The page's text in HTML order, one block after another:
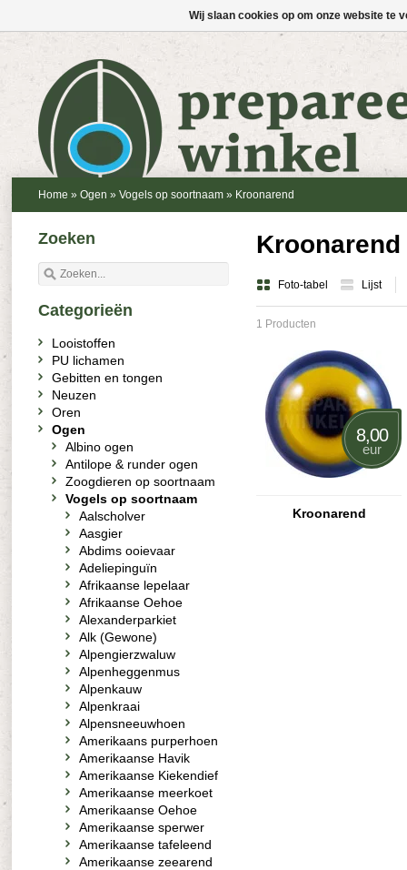
Home » Ogen » Vogels op soortnaam » Kroonarend
Kroonarend
Foto-tabel Lijst
1 Producten
8,00
eur
Kroonarend
Zoeken
Categorieën
Looistoffen
PU lichamen
Gebitten en tongen
Neuzen
Oren
Ogen
Albino ogen
Antilope & runder ogen
Zoogdieren op soortnaam
Vogels op soortnaam
Aalscholver
Aasgier
Abdims ooievaar
Adeliepinguïn
Afrikaanse lepelaar
Afrikaanse Oehoe
Alexanderparkiet
Alk (Gewone)
Alpengierzwaluw
Alpenheggenmus
Alpenkauw
Alpenkraai
Alpensneeuwhoen
Amerikaans purperhoen
Amerikaanse Havik
Amerikaanse Kiekendief
Amerikaanse meerkoet
Amerikaanse Oehoe
Amerikaanse sperwer
Amerikaanse tafeleend
Amerikaanse zeearend
Wij slaan cookies op om onze website te